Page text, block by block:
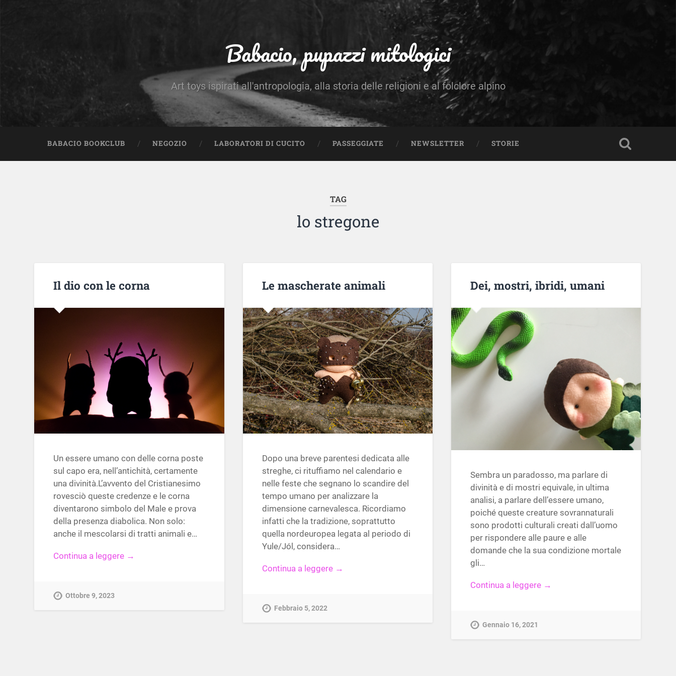
Babacio, pupazzi mitologici
Art toys ispirati all'antropologia, alla storia delle religioni e al folclore alpino
BABACIO BOOKCLUB NEGOZIO LABORATORI DI CUCITO PASSEGGIATE NEWSLETTER STORIE
TAG
lo stregone
Il dio con le corna
Un essere umano con delle corna poste
sul capo era, nell’antichità, certamente
una divinità.L’avvento del Cristianesimo
rovesciò queste credenze e le corna
diventarono simbolo del Male e prova
della presenza diabolica. Non solo:
anche il mescolarsi di tratti animali e…
Continua a leggere →
Ottobre 9, 2023
Le mascherate animali
Dopo una breve parentesi dedicata alle
streghe, ci rituffiamo nel calendario e
nelle feste che segnano lo scandire del
tempo umano per analizzare la
dimensione carnevalesca. Ricordiamo
infatti che la tradizione, soprattutto
quella nordeuropea legata al periodo di
Yule/Jól, considera…
Continua a leggere →
Febbraio 5, 2022
Dei, mostri, ibridi, umani
Sembra un paradosso, ma parlare di
divinità e di mostri equivale, in ultima
analisi, a parlare dell’essere umano,
poiché queste creature sovrannaturali
sono prodotti culturali creati dall’uomo
per rispondere alle paure e alle
domande che la sua condizione mortale
gli…
Continua a leggere →
Gennaio 16, 2021